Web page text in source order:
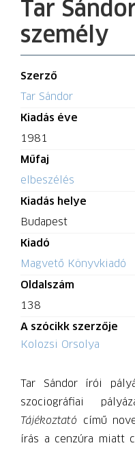
Tar
személy
Szerző
Tar Sándor
Kiadás éve
1981
Műfaj
elbeszélés
Kiadás helye
Budapest
Kiadó
Magvető Könyvkiadó
Oldalszám
138
A szócikk szerzője
Kolozsi Orsolya
Tar Sándor írói
szociográfiai
Tájékoztató című
írás a cenzúra miatt